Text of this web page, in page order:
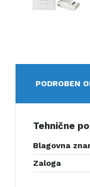
PODROBEN
Tehnične
Blagovna
Zaloga